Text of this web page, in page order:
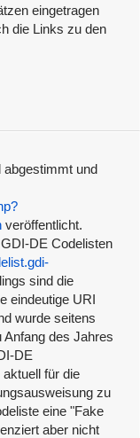
eingetragen
die Links zu den
abgestimmt und
veröffentlicht.
DE Codelisten
sind die
eindeutige URI
wurde seitens
Anfang des Jahres
DE
für die
zu
eine "Fake
aber nicht